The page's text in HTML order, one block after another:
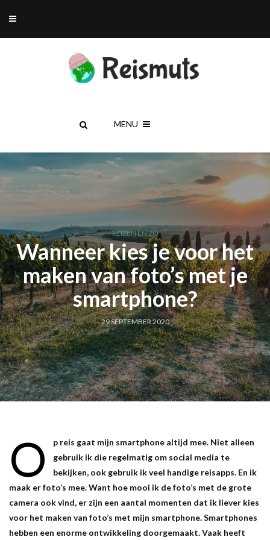
MENU
REIZEN EN ZO
Wanneer kies je voor het
maken van foto’s met je
smartphone?
29 SEPTEMBER 2020
O
p reis gaat mijn smartphone altijd mee. Niet alleen
gebruik ik die regelmatig om social media te
bekijken, ook gebruik ik veel handige reisapps. En ik
maak er foto’s mee. Want hoe mooi ik de foto’s met de grote
camera ook vind, er zijn een aantal momenten dat ik liever kies
voor het maken van foto’s met mijn smartphone. Smartphones
hebben een enorme ontwikkeling doorgemaakt. Vaak heeft